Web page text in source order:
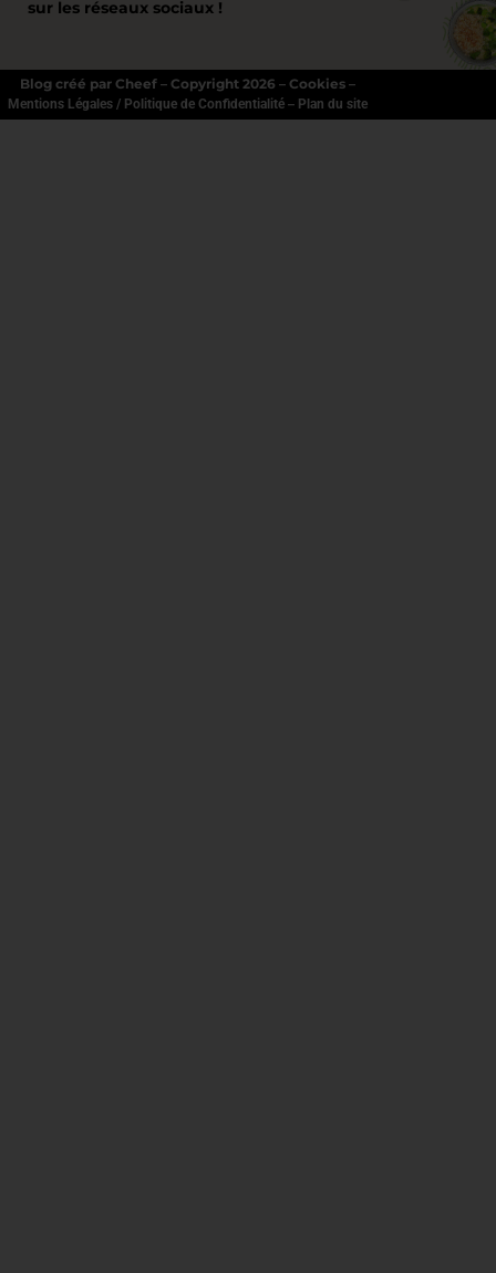
sur les réseaux sociaux !
Blog créé par Cheef – Copyright 2026 – Cookies –
Mentions Légales / Politique de Confidentialité– Plan du site